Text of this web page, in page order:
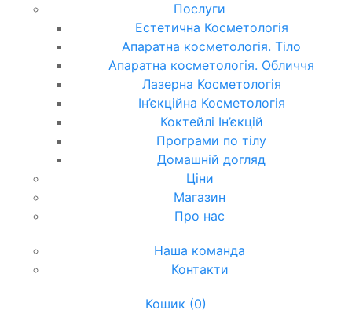
Послуги
Естетична Косметологія
Апаратна косметологія. Тіло
Апаратна косметологія. Обличчя
Лазерна Косметологія
Ін’єкційна Косметологія
Коктейлі Ін’єкцій
Програми по тілу
Домашній догляд
Ціни
Магазин
Про нас
Наша команда
Контакти
Кошик (0)